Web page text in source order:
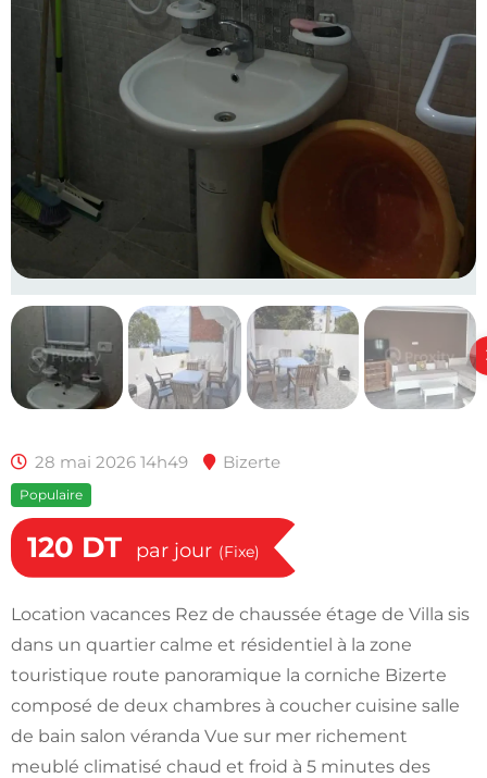
28 mai 2026 14h49 Bizerte
Populaire
120 DT par jour (Fixe)
Location vacances Rez de chaussée étage de Villa sis
dans un quartier calme et résidentiel à la zone
touristique route panoramique la corniche Bizerte
composé de deux chambres à coucher cuisine salle
de bain salon véranda Vue sur mer richement
meublé climatisé chaud et froid à 5 minutes des